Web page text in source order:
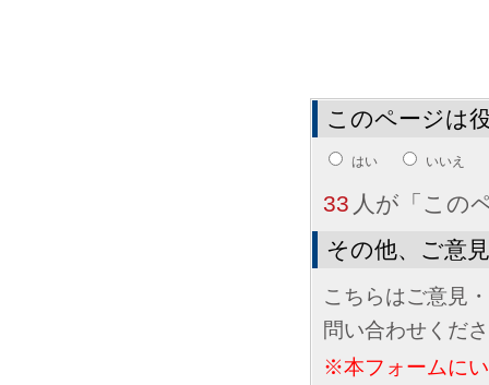
このページは
はい いいえ
33 人が「この
その他、ご意
こちらはご意見
問い合わせくだ
※本フォームに